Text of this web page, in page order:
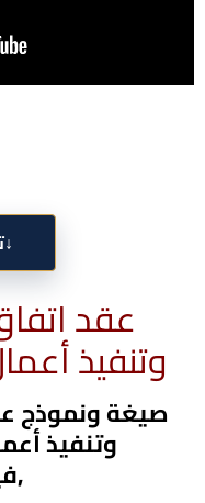
↓
عقد
وتنفيذ
صيغة ونموذج
وتنفيذ